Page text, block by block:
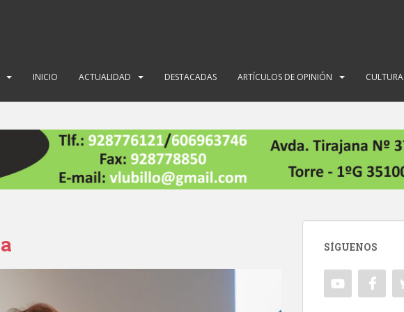
INICIO ACTUALIDAD DESTACADAS ARTÍCULOS DE OPINIÓN CULTURA
SÍGUENOS